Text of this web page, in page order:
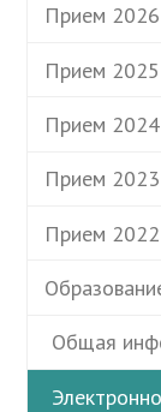
Прием 2026
Прием 2025
Прием 2024
Прием 2023
Прием 2022
Общая